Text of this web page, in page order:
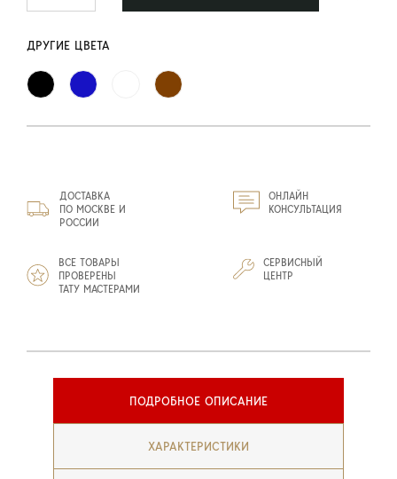
ДРУГИЕ ЦВЕТА
ДОСТАВКА
ПО МОСКВЕ И
РОССИИ
ОНЛАЙН
КОНСУЛЬТАЦИЯ
ВСЕ ТОВАРЫ
ПРОВЕРЕНЫ
ТАТУ МАСТЕРАМИ
СЕРВИСНЫЙ
ЦЕНТР
ПОДРОБНОЕ ОПИСАНИЕ
ХАРАКТЕРИСТИКИ